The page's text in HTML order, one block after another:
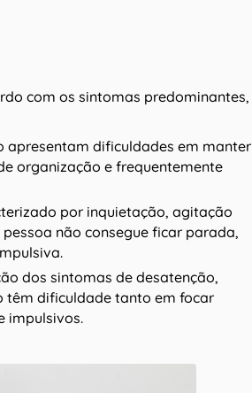
com os sintomas predominantes,
apresentam dificuldades em manter
organização e frequentemente
por inquietação, agitação
não consegue ficar parada,
dos sintomas de desatenção,
têm dificuldade tanto em focar
impulsivos.